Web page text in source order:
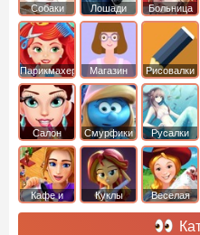
Собаки Лошади Больница
Парикмахер Магазин Рисовалки
Салон Смурфики Русалки
Кафе и
Куклы
Веселая